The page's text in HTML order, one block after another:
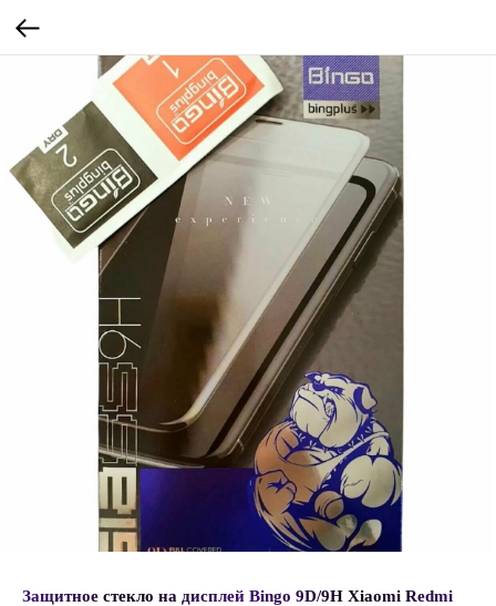
Защитное стекло на дисплей Bingo 9D/9H Xiaomi Redmi